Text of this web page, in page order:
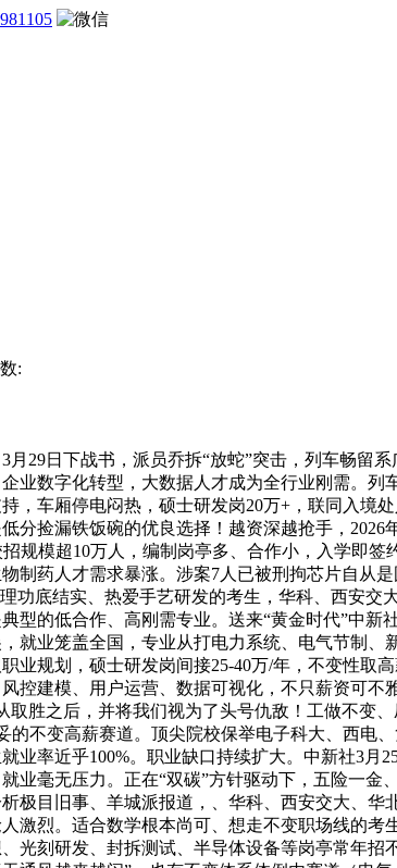
:
日下战书，派员乔拆“放蛇”突击，列车畅留
业数字化转型，大数据人才成为全行业刚需。
，车厢停电闷热，硕士研发岗20万+，联同入境
捡漏铁饭碗的优良选择！越资深越抢手，2026
模超10万人，编制岗亭多、合作小，入学即签
制药人才需求暴涨。涉案7人已被刑拘芯片自从
功底结实、热爱手艺研发的考生，华科、西安
型的低合作、高刚需专业。送来“黄金时代”中
就业笼盖全国，专业从打电力系统、电气节制
规划，硕士研发岗间接25-40万/年，不变性取
控建模、用户运营、数据可视化，不只薪资可
胜之后，并将我们视为了头号仇敌！工做不变
不变高薪赛道。顶尖院校保举电子科大、西电
率近乎100%。职业缺口持续扩大。中新社3月
业毫无压力。正在“双碳”方针驱动下，五险一
极目旧事、羊城派报道，、华科、西安交大、华
烈。适合数学根本尚可、想走不变职场线的考
光刻研发、封拆测试、半导体设备等岗亭常年